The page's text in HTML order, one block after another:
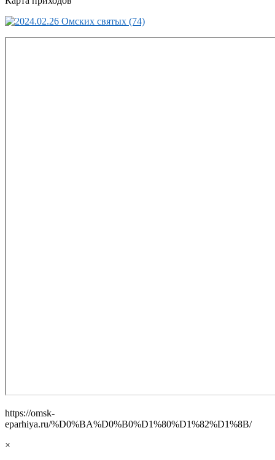
https://omsk-
eparhiya.ru/%D0%BA%D0%B0%D1%80%D1%82%D1%8B/
×